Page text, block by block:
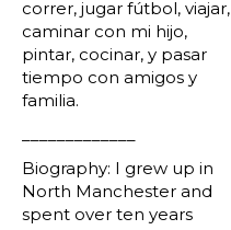
correr, jugar fútbol, viajar,
caminar con mi hijo,
pintar, cocinar, y pasar
tiempo con amigos y
familia.
Biography: I grew up in
North Manchester and
spent over ten years